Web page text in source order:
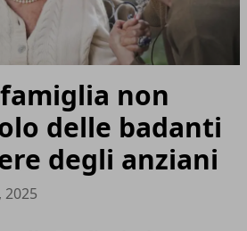
non
delle badanti
degli anziani
2025